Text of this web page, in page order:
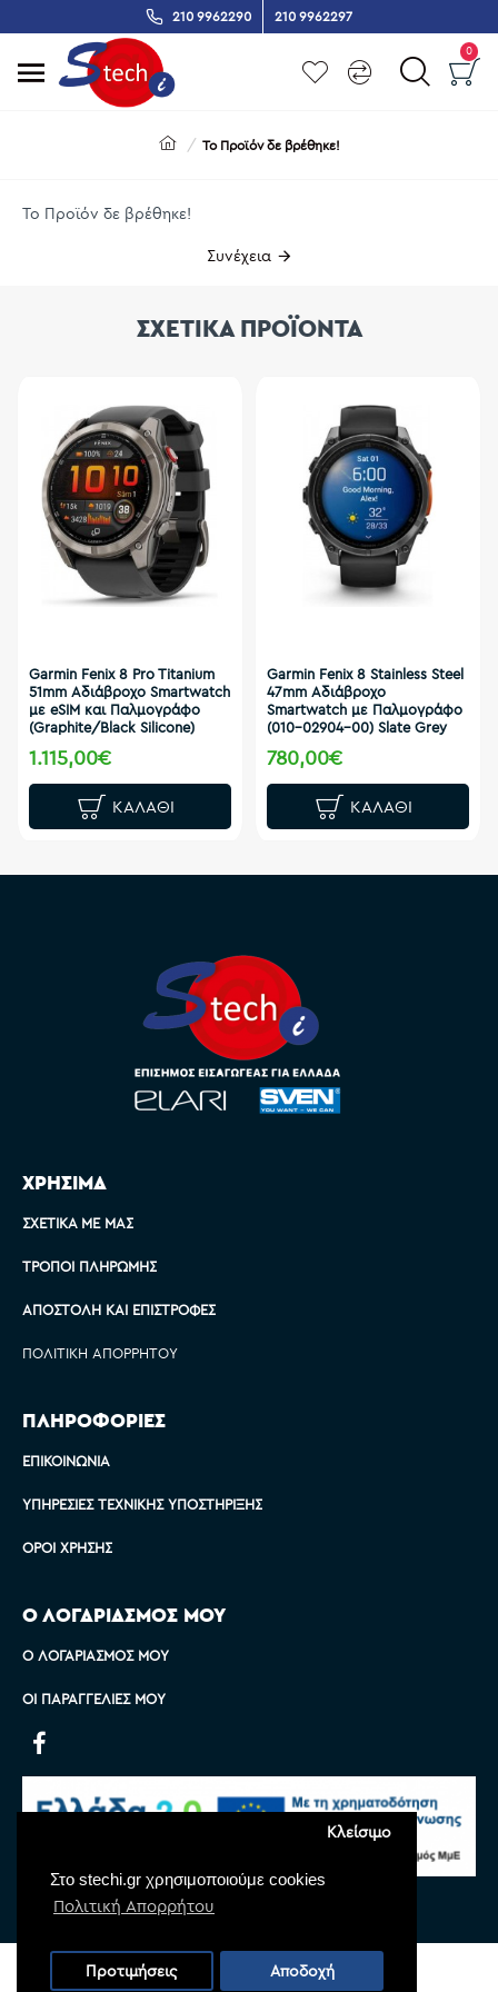
Στο stechi.gr χρησιμοποιούμε cookies
Πολιτική Απορρήτου
Κλείσιμο
Προτιμήσεις Αποδοχή
210 9962290 210 9962297
0
Το Προϊόν δε βρέθηκε!
Το Προϊόν δε βρέθηκε!
Συνέχεια
ΣΧΕΤΙΚΑ ΠΡΟΪΟΝΤΑ
Garmin Fenix 8 Pro Titanium
51mm Αδιάβροχο Smartwatch
με eSIM και Παλμογράφο
(Graphite/Black Silicone)
1.115,00€
ΚΑΛΆΘΙ
Garmin Fenix 8 Stainless Steel
47mm Αδιάβροχο
Smartwatch με Παλμογράφο
(010-02904-00) Slate Grey
780,00€
ΚΑΛΆΘΙ
ΧΡΗΣΙΜΑ
ΣΧΕΤΙΚΆ ΜΕ ΜΑΣ
ΤΡΌΠΟΙ ΠΛΗΡΩΜΉΣ
ΑΠΟΣΤΟΛΉ ΚΑΙ ΕΠΙΣΤΡΟΦΈΣ
ΠΟΛΙΤΙΚΉ ΑΠΟΡΡΉΤΟΥ
ΠΛΗΡΟΦΟΡΙΕΣ
ΕΠΙΚΟΙΝΩΝΊΑ
ΥΠΗΡΕΣΊΕΣ ΤΕΧΝΙΚΉΣ ΥΠΟΣΤΉΡΙΞΗΣ
ΌΡΟΙ ΧΡΉΣΗΣ
Ο ΛΟΓΑΡΙΑΣΜΟΣ ΜΟΥ
Ο ΛΟΓΑΡΙΑΣΜΌΣ ΜΟΥ
ΟΙ ΠΑΡΑΓΓΕΛΊΕΣ ΜΟΥ
Copyright © 2022 Stechi, All Rights Reserved
Powered by
Monoware Web